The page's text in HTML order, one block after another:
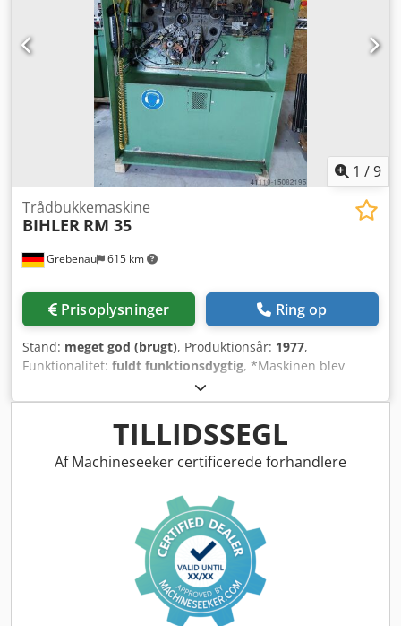
1 /9
Grebenau 615 km
Trådbukkemaskine
BIHLER RM 35
Prisoplysninger Ring op
Stand: meget god (brugt), Produktionsår: 1977,
Funktionalitet: fuldt funktionsdygtig, *Maskinen blev
renoveret af BIHLER i 1997* Udstyr: 1 stk. tangindføring til
højre 1 stk. tangindføring til venstre 1 stk. excenterpresse
70 kN 1 stk. knastpresse 3 stk. standard-glideaggregater 2
stk. smal-glideaggregater 1 stk. styreaksel Arbejdsområde:
Tråddiameterområde: 0,5 - 3,5 mm Båndbredde: op til 32
stk./min. Dcedperpk Axofx Ab Usk
TILLIDSSEGL
Af Machineseeker certificerede forhandlere